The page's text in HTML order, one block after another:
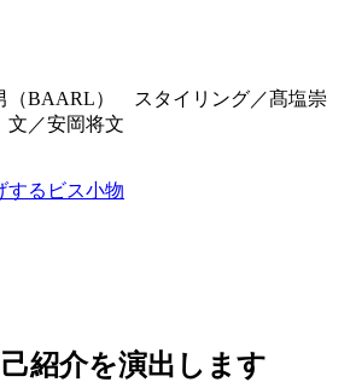
（BAARL） スタイリング／髙塩崇
／安岡将文
するビス小物
紹介を演出します